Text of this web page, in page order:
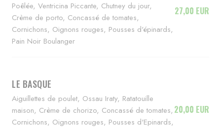
Poêlée, Ventricina Piccante, Chutney du jour,
Crème de porto, Concassé de tomates,
Cornichons, Oignons rouges, Pousses d'épinards,
Pain Noir Boulanger
27,00 EUR
LE BASQUE
Aiguillettes de poulet, Ossau Iraty, Ratatouille
maison, Crème de chorizo, Concassé de tomates,
Cornichons, Oignons rouges, Pousses d'Epinards,
20,00 EUR